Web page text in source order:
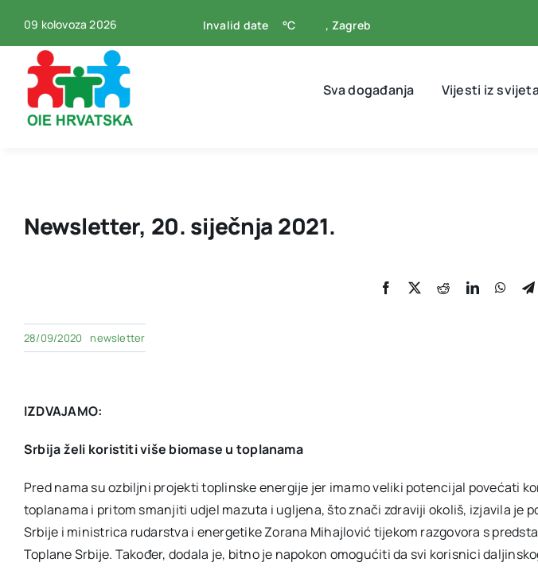
content
09 kolovoza 2026 Invalid date °C , Zagreb
Sva događanja Vijesti iz
Newsletter, 20. siječnja 2021.
28/09/2020 newsletter
IZDVAJAMO:
Srbija želi koristiti više biomase u toplanama
Pred nama su ozbiljni projekti toplinske energije jer imamo veliki potencijal povećati
toplanama i pritom smanjiti udjel mazuta i ugljena, što znači zdraviji okoliš, izjavila je
Srbije i ministrica rudarstva i energetike Zorana Mihajlović tijekom razgovora s
Toplane Srbije. Također, dodala je, bitno je napokon omogućiti da svi korisnici